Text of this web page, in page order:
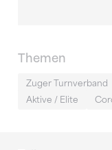
Themen
Zuger Turnverband
Aktive / Elite